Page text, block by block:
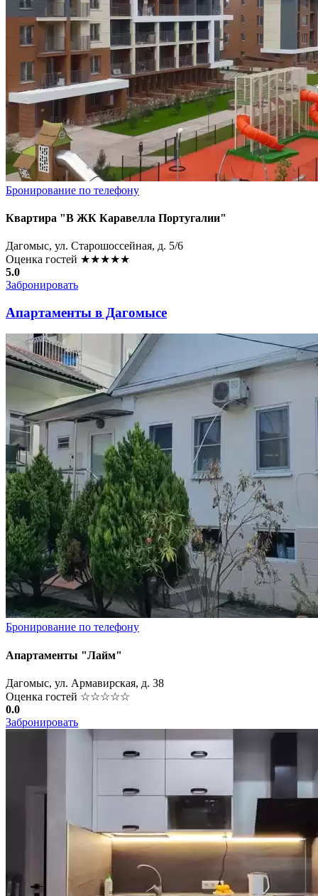
Бронирование по телефону
Квартира "В ЖК Каравелла Португалии"
Дагомыс, ул. Старошоссейная, д. 5/6
Оценка гостей ★★★★★
5.0
Забронировать
Апартаменты в Дагомысе
Бронирование по телефону
Апартаменты "Лайм"
Дагомыс, ул. Армавирская, д. 38
Оценка гостей ☆☆☆☆☆
0.0
Забронировать